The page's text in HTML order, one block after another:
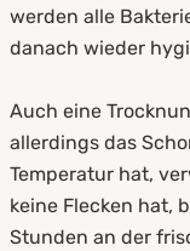
werden alle
danach wieder
Auch eine
allerdings das
Temperatur hat,
keine Flecken hat,
Stunden an der